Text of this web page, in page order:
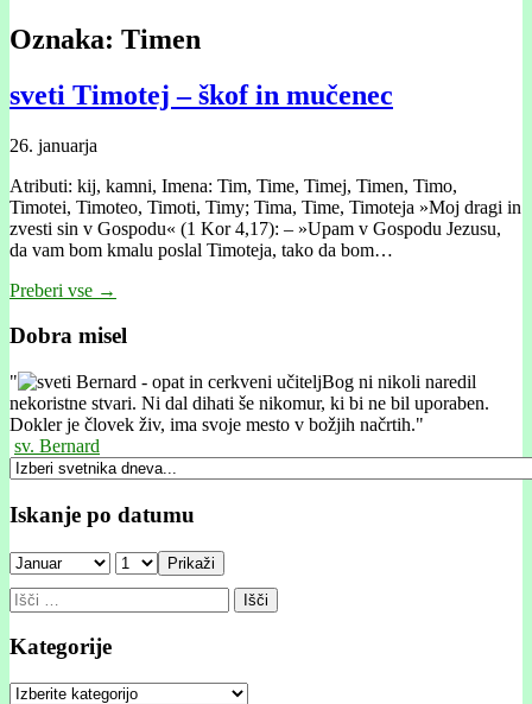
Oznaka: Timen
sveti Timotej – škof in mučenec
26. januarja
Atributi: kij, kamni, Imena: Tim, Time, Timej, Timen, Timo,
Timotei, Timoteo, Timoti, Timy; Tima, Time, Timoteja »Moj dragi in
zvesti sin v Gospodu« (1 Kor 4,17): – »Upam v Gospodu Jezusu,
da vam bom kmalu poslal Timoteja, tako da bom…
Preberi vse →
Dobra misel
"
Bog ni nikoli naredil
nekoristne stvari. Ni dal dihati še nikomur, ki bi ne bil uporaben.
Dokler je človek živ, ima svoje mesto v božjih načrtih."
sv. Bernard
Iskanje po datumu
Prikaži
Išči:
Kategorije
Kategorije